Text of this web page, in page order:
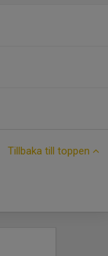
Tillbaka till toppen